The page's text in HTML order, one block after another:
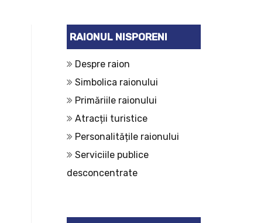
RAIONUL NISPORENI
Despre raion
Simbolica raionului
Primăriile raionului
Atracții turistice
Personalitățile raionului
Serviciile publice
desconcentrate